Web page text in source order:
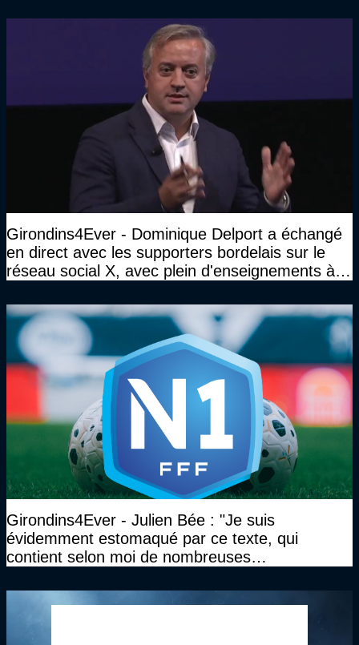
Girondins4Ever - Dominique Delport a échangé
en direct avec les supporters bordelais sur le
réseau social X, avec plein d'enseignements à la
Girondins4Ever - Julien Bée : "Je suis
évidemment estomaqué par ce texte, qui
contient selon moi de nombreuses
plan juridique"